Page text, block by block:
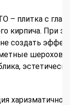
– плитка с
кирпича. При
создать